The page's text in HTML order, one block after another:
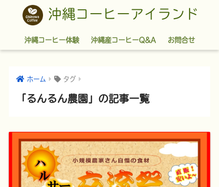
沖縄コーヒーアイランド
沖縄コーヒー体験 沖縄産コーヒーQ&A お問合せ
ホーム タグ
「るんるん農園」の記事一覧